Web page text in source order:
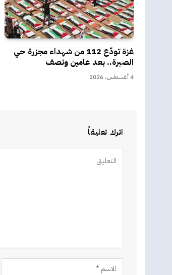
غزة تودّع 112 من شهداء مجزرة حي
الصبرة.. بعد عامين ونصف
4 أغسطس، 2026
اترك تعليقاً